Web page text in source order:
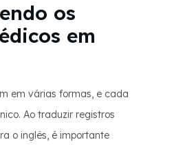
os
em
em várias formas, e cada
Ao traduzir registros
o inglês, é importante